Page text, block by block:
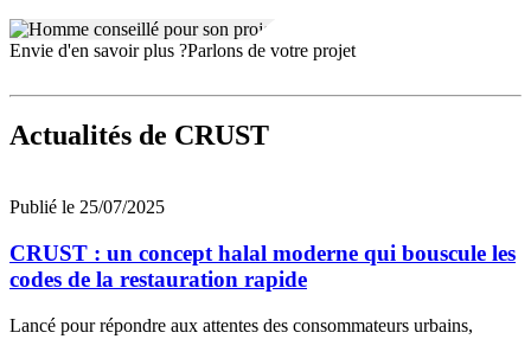
Envie d'en savoir plus ?Parlons de votre projet
Actualités de CRUST
Publié le 25/07/2025
CRUST : un concept halal moderne qui bouscule les
codes de la restauration rapide
Lancé pour répondre aux attentes des consommateurs urbains,